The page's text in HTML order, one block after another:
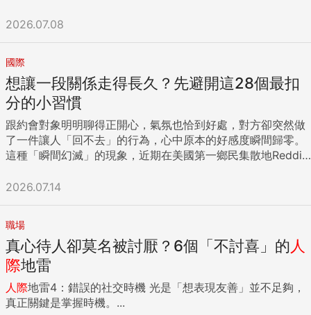
2026.07.08
國際
想讓一段關係走得長久？先避開這28個最扣
分的小習慣
跟約會對象明明聊得正開心，氣氛也恰到好處，對方卻突然做
了一件讓人「回不去」的行為，心中原本的好感度瞬間歸零。
這種「瞬間幻滅」的現象，近期在美國第一鄉民集散地Reddit
問道：「有哪些看似『微不足道』的小習慣，卻讓你徹底對伴
一起來看看，哪些細節其實也是自己相處上的底線。 大型社死
與社交災難篇 兩人私底下相處或許沒問題，但在公共場所、長
輩或朋友面前表現出不尊重人、自私或甚至白目的行為，真的
會讓人想挖個洞鑽進去。 在他人（尤其是伴侶父母）好意請客
時，完全不顧及禮儀，每次都專挑菜單上最昂貴的餐點。 缺乏
基本的餐桌禮儀與同理心，第一次拜訪對方家長時，直接在長
2026.07.14
職場
真心待人卻莫名被討厭？6個「不討喜」的 人
際地雷
人際地雷4：錯誤的社交時機 光是「想表現友善」並不足夠，
真正關鍵是掌握時機。...